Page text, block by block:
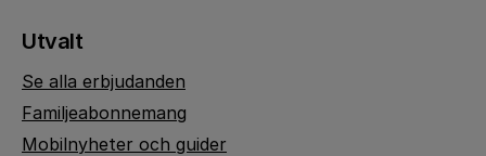
Utvalt
Se alla erbjudanden
Familjeabonnemang
Mobilnyheter och guider